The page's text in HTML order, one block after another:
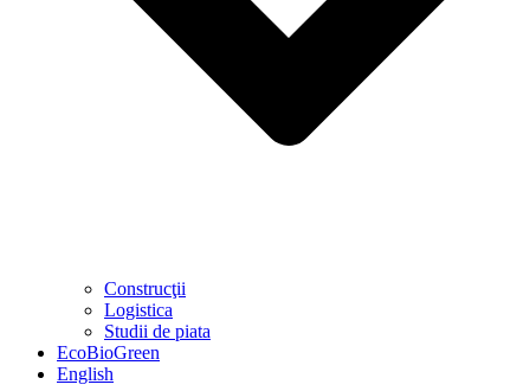
Construcţii
Logistica
Studii de piata
EcoBioGreen
English